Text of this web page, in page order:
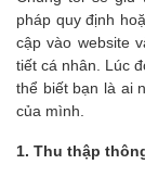
pháp quy định
cập vào website
tiết cá nhân. Lúc
thể biết bạn là ai
của mình.
1. Thu thập